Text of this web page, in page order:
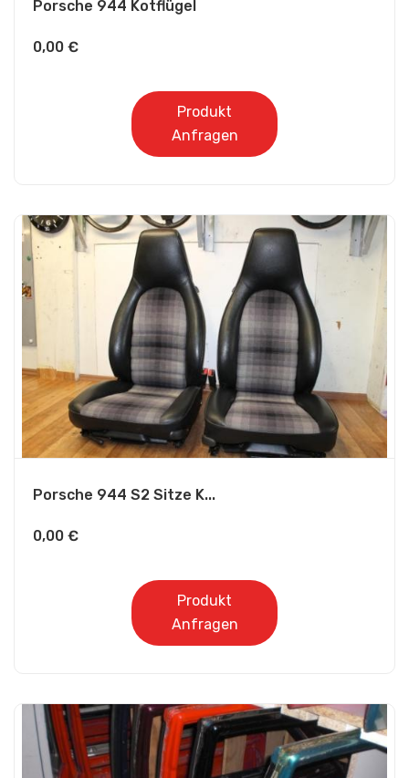
Porsche 944 Kotflügel
0,00 €
Produkt
Anfragen
Porsche 944 S2 Sitze K...
0,00 €
Produkt
Anfragen